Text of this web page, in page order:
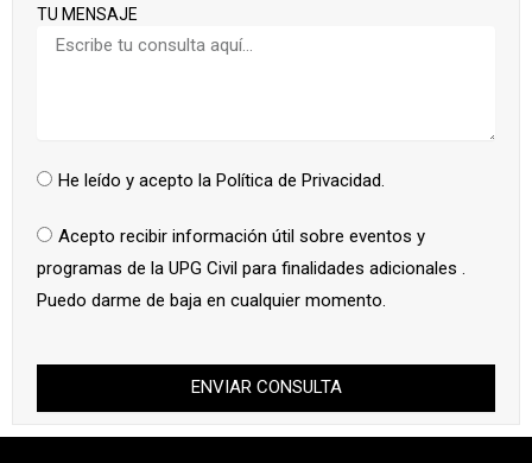
TU MENSAJE
He leído y acepto la Política de Privacidad.
Acepto recibir información útil sobre eventos y
programas de la UPG Civil para finalidades adicionales .
Puedo darme de baja en cualquier momento.
ENVIAR CONSULTA